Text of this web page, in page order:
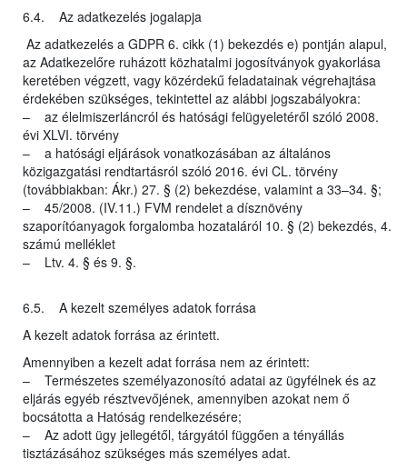
6.4. Az adatkezelés jogalapja
Az adatkezelés a GDPR 6. cikk (1) bekezdés e) pontján alapul,
az Adatkezelőre ruházott közhatalmi jogosítványok gyakorlása
keretében végzett, vagy közérdekű feladatainak végrehajtása
érdekében szükséges, tekintettel az alábbi jogszabályokra:
– az élelmiszerláncról és hatósági felügyeletéről szóló 2008.
évi XLVI. törvény
– a hatósági eljárások vonatkozásában az általános
közigazgatási rendtartásról szóló 2016. évi CL. törvény
(továbbiakban: Ákr.) 27. § (2) bekezdése, valamint a 33–34. §;
– 45/2008. (IV.11.) FVM rendelet a dísznövény
szaporítóanyagok forgalomba hozataláról 10. § (2) bekezdés, 4.
számú melléklet
– Ltv. 4. § és 9. §.
6.5. A kezelt személyes adatok forrása
A kezelt adatok forrása az érintett.
Amennyiben a kezelt adat forrása nem az érintett:
– Természetes személyazonosító adatai az ügyfélnek és az
eljárás egyéb résztvevőjének, amennyiben azokat nem ő
bocsátotta a Hatóság rendelkezésére;
– Az adott ügy jellegétől, tárgyától függően a tényállás
tisztázásához szükséges más személyes adat.